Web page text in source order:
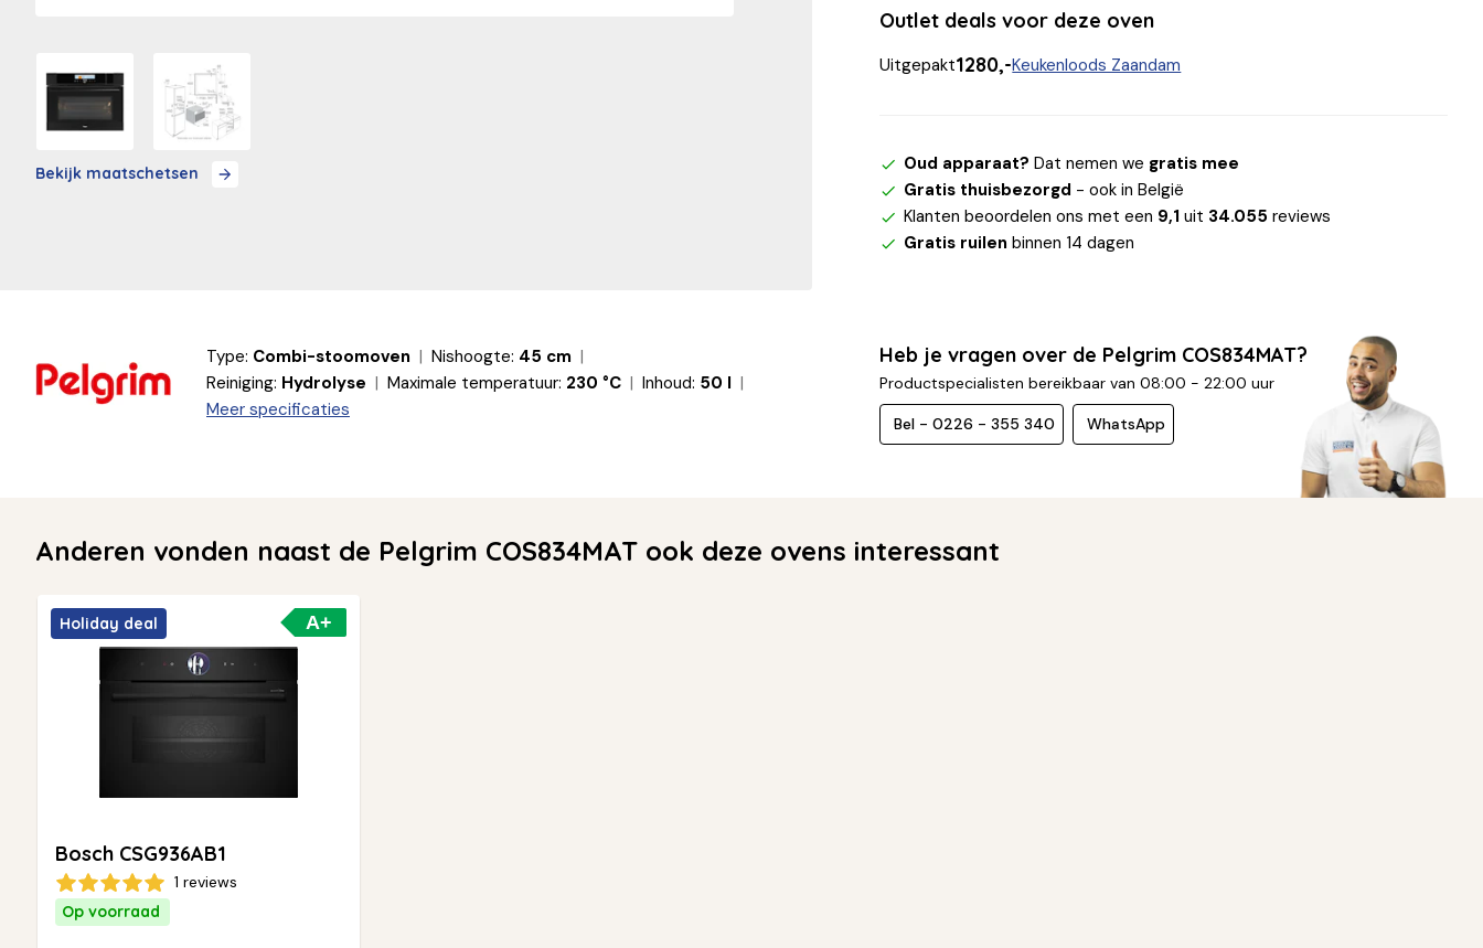
Bekijk maatschetsen
Outlet deals voor deze oven
Uitgepakt1280,-Keukenloods Zaandam
Oud apparaat? Dat nemen we gratis mee
Gratis thuisbezorgd - ook in België
Klanten beoordelen ons met een 9,1 uit 34.055 reviews
Gratis ruilen binnen 14 dagen
Type: Combi-stoomoven Nishoogte: 45 cm
Reiniging: Hydrolyse Maximale temperatuur: 230 °C Inhoud: 50 l
Meer specificaties
Heb je vragen over de Pelgrim COS834MAT?
Productspecialisten bereikbaar van 08:00 - 22:00 uur
Bel - 0226 - 355 340 WhatsApp
Anderen vonden naast de Pelgrim COS834MAT ook deze ovens interessant
A+
Holiday deal
Bosch CSG936AB1
1 reviews
Op voorraad